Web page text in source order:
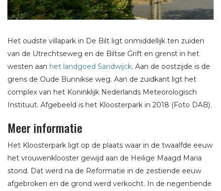
Het oudste villapark in De Bilt ligt onmiddellijk ten zuiden
van de Utrechtseweg en de Biltse Grift en grenst in het
westen aan het landgoed Sandwijck. Aan de oostzijde is de
grens de Oude Bunnikse weg. Aan de zuidkant ligt het
complex van het Koninklijk Nederlands Meteorologisch
Instituut. Afgebeeld is het Kloosterpark in 2018 (Foto DAB).
Meer informatie
Het Kloosterpark ligt op de plaats waar in de twaalfde eeuw
het vrouwenklooster gewijd aan de Heilige Maagd Maria
stond. Dat werd na de Reformatie in de zestiende eeuw
afgebroken en de grond werd verkocht. In de negentiende